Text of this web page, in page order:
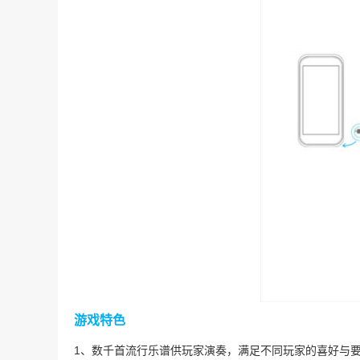
游戏特色
1、数千首流行乐谱供玩家演奏，满足不同玩家的喜好与